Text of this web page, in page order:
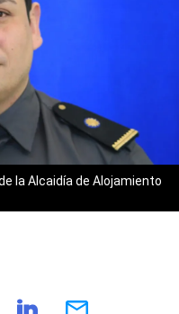
la Alcaidía de Alojamiento